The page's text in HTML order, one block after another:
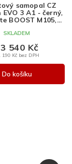
R
M
samopal CZ
EVO 3 A1 - černý,
BOOST M105,
SKLADEM
190 Kč bez DPH
540 Kč
Do košíku